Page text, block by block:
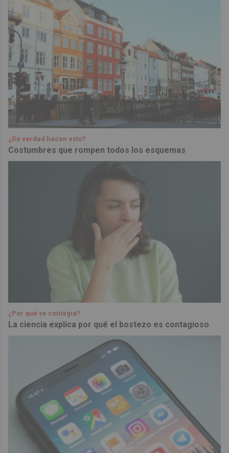
¿De verdad hacen esto?
Costumbres que rompen todos los esquemas
¿Por qué se contagia?
La ciencia explica por qué el bostezo es contagioso